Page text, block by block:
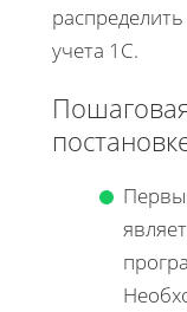
учета 1С.